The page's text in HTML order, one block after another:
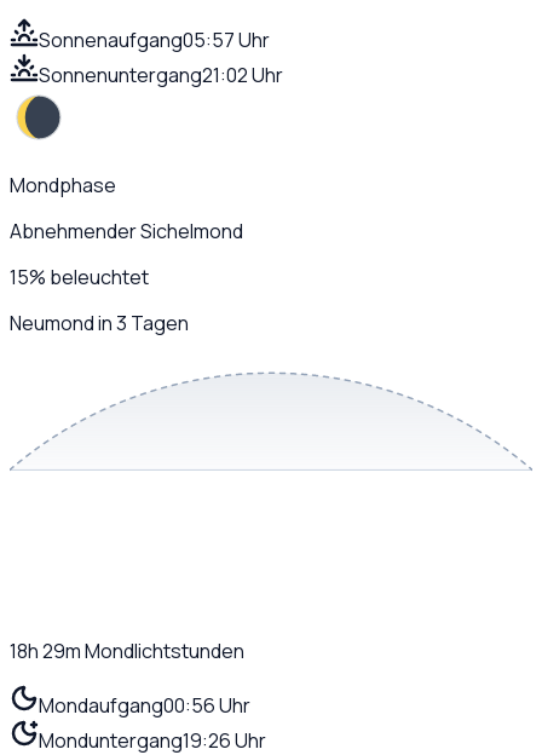
Sonnenaufgang05:57 Uhr
Sonnenuntergang21:02 Uhr
Mondphase
Abnehmender Sichelmond
15% beleuchtet
Neumond in 3 Tagen
18h 29mMondlichtstunden
Mondaufgang00:56 Uhr
Monduntergang19:26 Uhr